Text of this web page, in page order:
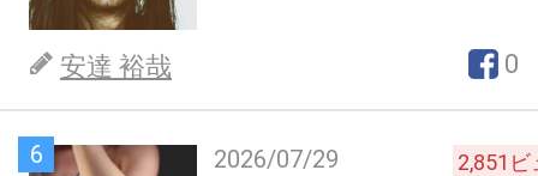
安達 裕哉 0
6 2026/07/29 2,851 ビ